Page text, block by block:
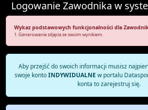
Logowanie Zawodnika w
Wykaz podstawowych funkcjonalności dla
1. Generowanie zdjęcia ze swoim wynikiem.
Aby przejść do swoich informacji musisz
swoje kontoINDYWIDUALNE w portalu
konta to zarejestruj się.